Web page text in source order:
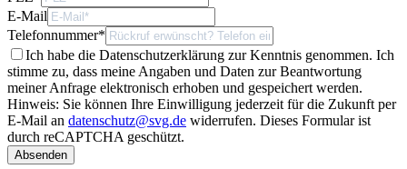
E-Mail
Telefonnummer*
Ich habe die Datenschutzerklärung zur Kenntnis genommen. Ich
stimme zu, dass meine Angaben und Daten zur Beantwortung
meiner Anfrage elektronisch erhoben und gespeichert werden.
Hinweis: Sie können Ihre Einwilligung jederzeit für die Zukunft per
E-Mail an datenschutz@svg.de widerrufen. Dieses Formular ist
durch reCAPTCHA geschützt.